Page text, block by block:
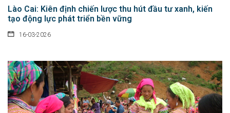
Lào Cai: Kiên định chiến lược thu hút đầu tư xanh, kiến
tạo động lực phát triển bền vững
16-03-2026